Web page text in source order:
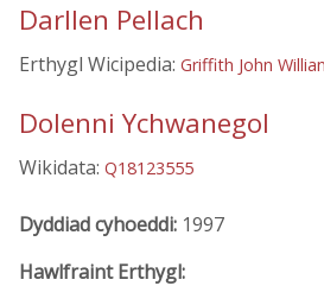
Darllen Pellach
Erthygl Wicipedia: Griffith John
Dolenni Ychwanegol
Wikidata: Q18123555
Dyddiad cyhoeddi: 1997
Hawlfraint Erthygl: